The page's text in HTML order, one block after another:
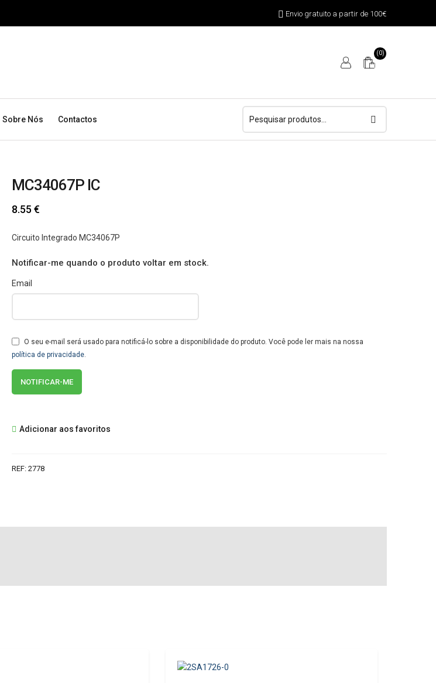
Envio gratuito a partir de 100€
(0)
Sobre Nós Contactos
MC34067P IC
8.55€
Circuito Integrado MC34067P
Notificar-me quando o produto voltar em stock.
Email
O seu e-mail será usado para notificá-lo sobre a disponibilidade do produto. Você pode ler mais na nossa
política de privacidade.
Adicionar aos favoritos
REF: 2778